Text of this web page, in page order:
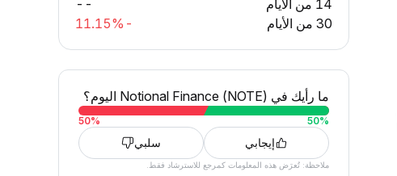
14 من الأيام
--
30 من الأيام
-11.15%
ما رأيك في Notional Finance (NOTE) اليوم؟
50%
50%
إيجابي سلبي
ملاحظة: تُعرَض هذه المعلومات كمرجع للاسترشاد فقط.